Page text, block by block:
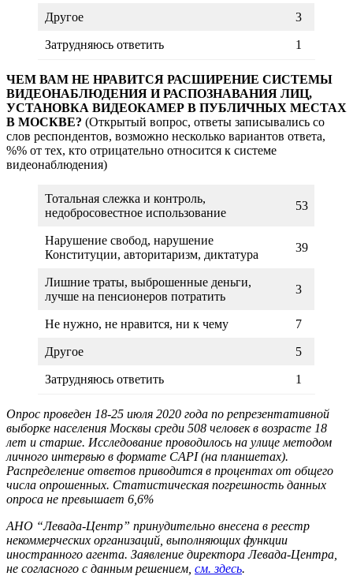
Другое 3
Затрудняюсь ответить 1
ЧЕМ ВАМ НЕ НРАВИТСЯ РАСШИРЕНИЕ СИСТЕМЫ
ВИДЕОНАБЛЮДЕНИЯ И РАСПОЗНАВАНИЯ ЛИЦ,
УСТАНОВКА ВИДЕОКАМЕР В ПУБЛИЧНЫХ МЕСТАХ
В МОСКВЕ? (Открытый вопрос, ответы записывались со
слов респондентов, возможно несколько вариантов ответа,
%% от тех, кто отрицательно относится к системе
видеонаблюдения)
Тотальная слежка и контроль,
недобросовестное использование
53
Нарушение свобод, нарушение
Конституции, авторитаризм, диктатура
39
Лишние траты, выброшенные деньги,
лучше на пенсионеров потратить
3
Не нужно, не нравится, ни к чему 7
Другое 5
Затрудняюсь ответить 1
Опрос проведен 18-25 июля 2020 года по репрезентативной
выборке населения Москвы среди 508 человек в возрасте 18
лет и старше. Исследование проводилось на улице методом
личного интервью в формате CAPI (на планшетах).
Распределение ответов приводится в процентах от общего
числа опрошенных. Статистическая погрешность данных
опроса не превышает 6,6%
АНО “Левада-Центр” принудительно внесена в реестр
некоммерческих организаций, выполняющих функции
иностранного агента. Заявление директора Левада-Центра,
не согласного с данным решением, см. здесь.